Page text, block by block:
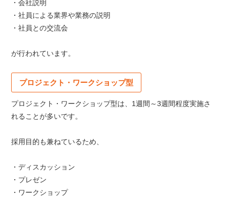
・会社説明
・社員による業界や業務の説明
・社員との交流会
が行われています。
プロジェクト・ワークショップ型
プロジェクト・ワークショップ型は、1週間～3週間程度実施さ
れることが多いです。
採用目的も兼ねているため、
・ディスカッション
・プレゼン
・ワークショップ